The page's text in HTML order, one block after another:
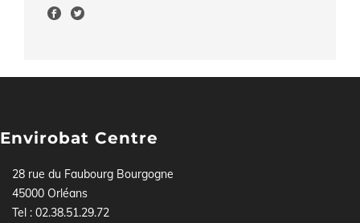
Envirobat Centre
28 rue du Faubourg Bourgogne
45000 Orléans
Tel : 02.38.51.29.72